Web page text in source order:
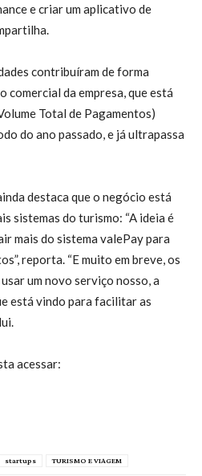
e criar um aplicativo de
contribuíram de forma
comercial da empresa, que está
Total de Pagamentos)
do ano passado, e já ultrapassa
destaca que o negócio está
sistemas do turismo: “A ideia é
mais do sistema valePay para
reporta. “E muito em breve, os
um novo serviço nosso, a
está vindo para facilitar as
acessar:
startups TURISMO E VIAGEM